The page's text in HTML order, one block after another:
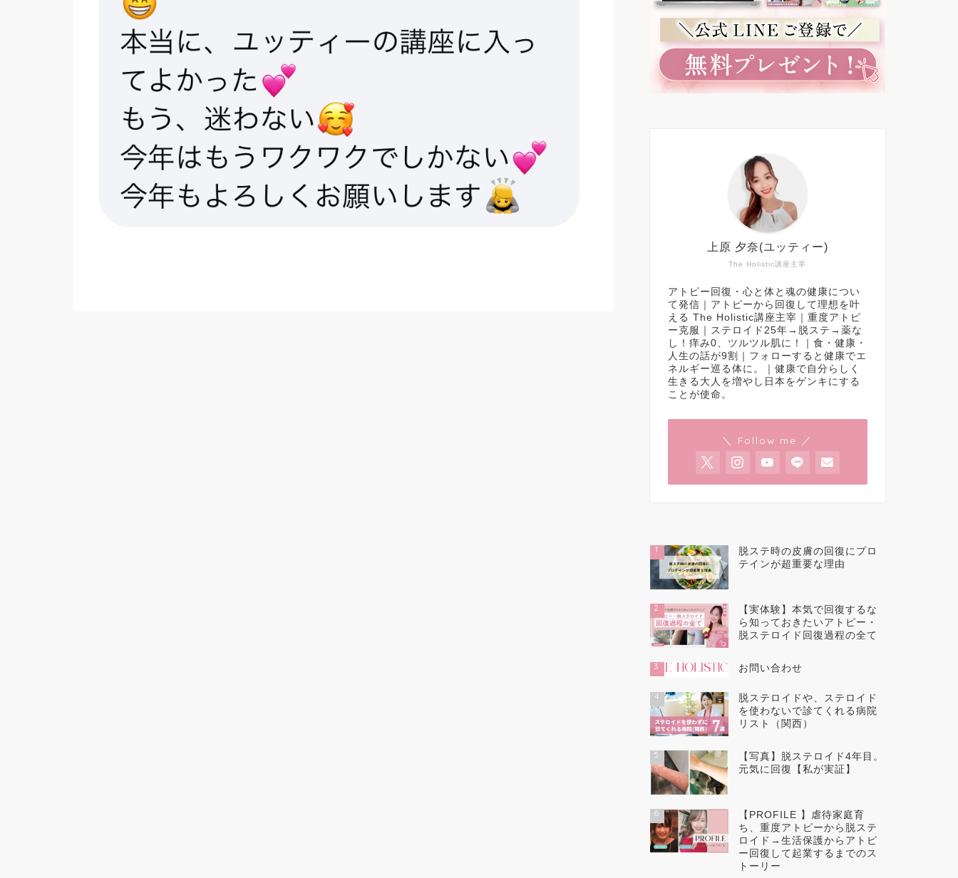
The Holistic講座主宰
上原 夕奈(ユッティー)
アトピー回復・心と体と魂の健康につい
て発信｜アトピーから回復して理想を叶
える The Holistic講座主宰｜重度アトピ
ー克服｜ステロイド25年→脱ステ→薬な
し！痒み0、ツルツル肌に！｜食・健康・
人生の話が9割｜フォローすると健康でエ
ネルギー巡る体に。｜健康で自分らしく
生きる大人を増やし日本をゲンキにする
ことが使命。
＼ Follow me ／
1
脱ステ時の皮膚の回復にプロ
テインが超重要な理由
2
【実体験】本気で回復するな
ら知っておきたいアトピー・
脱ステロイド回復過程の全て
3 お問い合わせ
4
脱ステロイドや、ステロイド
を使わないで診てくれる病院
リスト（関西）
5
【写真】脱ステロイド4年目。
元気に回復【私が実証】
6
【PROFILE 】虐待家庭育
ち、重度アトピーから脱ステ
ロイド→生活保護からアトピ
ー回復して起業するまでのス
トーリー